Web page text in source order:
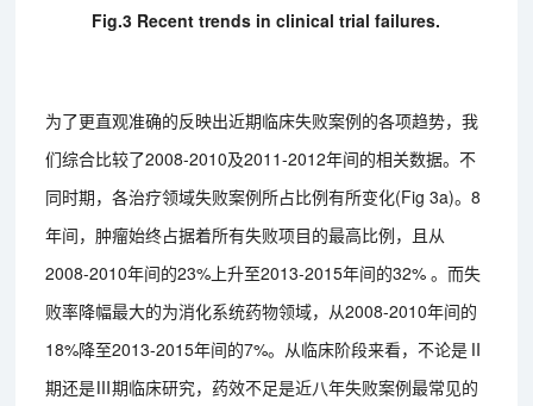
Fig.3 Recent trends in clinical trial failures.
为了更直观准确的反映出近期临床失败案例的各项趋势，我
们综合比较了2008-2010及2011-2012年间的相关数据。不
同时期，各治疗领域失败案例所占比例有所变化(Fig 3a)。8
年间，肿瘤始终占据着所有失败项目的最高比例，且从
2008-2010年间的23%上升至2013-2015年间的32% 。而失
败率降幅最大的为消化系统药物领域，从2008-2010年间的
18%降至2013-2015年间的7%。从临床阶段来看，不论是Ⅱ
期还是Ⅲ期临床研究，药效不足是近八年失败案例最常见的